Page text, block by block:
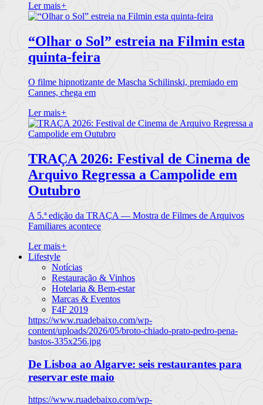
Ler mais+
“Olhar o Sol” estreia na Filmin esta
quinta-feira
O filme hipnotizante de Mascha Schilinski, premiado em
Cannes, chega em
Ler mais+
TRAÇA 2026: Festival de Cinema de
Arquivo Regressa a Campolide em
Outubro
A 5.ª edição da TRAÇA — Mostra de Filmes de Arquivos
Familiares acontece
Ler mais+
Lifestyle
Notícias
Restauração & Vinhos
Hotelaria & Bem-estar
Marcas & Eventos
F4F 2019
https://www.ruadebaixo.com/wp-
content/uploads/2026/05/broto-chiado-prato-pedro-pena-
bastos-335x256.jpg
De Lisboa ao Algarve: seis restaurantes para
reservar este maio
https://www.ruadebaixo.com/wp-